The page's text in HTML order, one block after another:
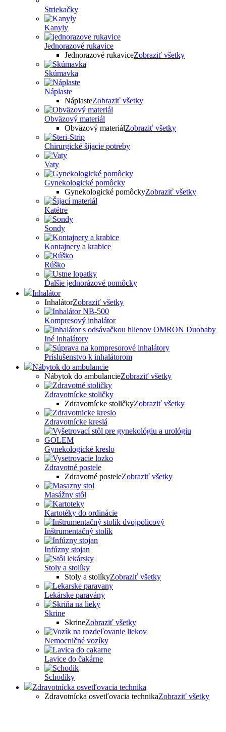
Striekačky
Kanyly
Jednorazové rukavice
Jednorazové rukaviceZobraziť všetky
Skúmavka
Náplaste
NáplasteZobraziť všetky
Obväzový materiál
Obväzový materiálZobraziť všetky
Chirurgické šijacie potreby
Vaty
Gynekologické pomôcky
Gynekologické pomôckyZobraziť všetky
Katétre
Sondy
Kontajnery a krabice
Rúško
Ďalšie jednorázové pomôcky
Inhalátor
InhalátorZobraziť všetky
Kompresový inhalátor
Iné inhalátory
Príslušenstvo k inhalátorom
Nábytok do ambulancie
Nábytok do ambulancieZobraziť všetky
Zdravotnícke stoličky
Zdravotnícke stoličkyZobraziť všetky
Zdravotnícke kreslá
Gynekologické kreslo
Zdravotné postele
Zdravotné posteleZobraziť všetky
Masážny stôl
Kartotéky do ordinácie
Inštrumentačný stolík
Infúzny stojan
Stoly a stolíky
Stoly a stolíkyZobraziť všetky
Lekárske paravány
Skrine
SkrineZobraziť všetky
Nemocničné vozíky
Lavice do čakárne
Schodíky
Zdravotnícka osvetľovacia technika
Zdravotnícka osvetľovacia technikaZobraziť všetky